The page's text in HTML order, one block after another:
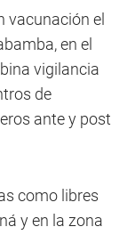
vacunación el
en el
vigilancia
de
ante y post
como libres
y en la zona